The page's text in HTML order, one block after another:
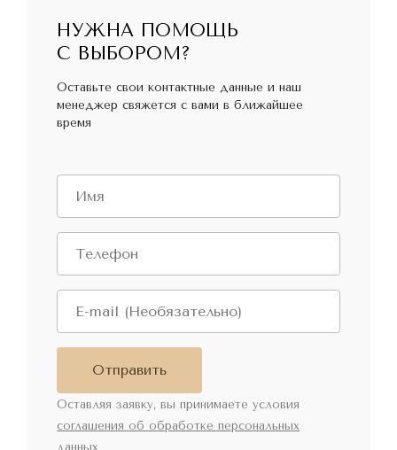
НУЖНА ПОМОЩЬ
С ВЫБОРОМ?
Оставьте свои контактные данные и наш
менеджер свяжется с вами в ближайшее
время
Отправить
Оставляя заявку, вы принимаете условия
соглашения об обработке персональных
данных